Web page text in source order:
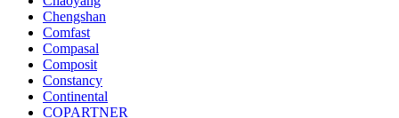
Chengshan
Comfast
Compasal
Composit
Constancy
Continental
COPARTNER